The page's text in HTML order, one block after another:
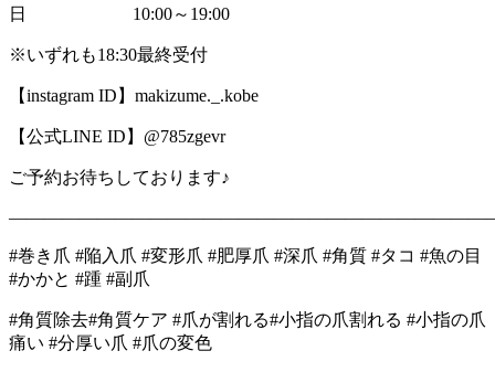
日 10:00～19:00
※いずれも18:30最終受付
【instagram ID】makizume._.kobe
【公式LINE ID】@785zgevr
ご予約お待ちしております♪
#巻き爪 #陥入爪 #変形爪 #肥厚爪 #深爪 #角質 #タコ #魚の目
#かかと #踵 #副爪
#角質除去#角質ケア #爪が割れる#小指の爪割れる #小指の爪
痛い #分厚い爪 #爪の変色